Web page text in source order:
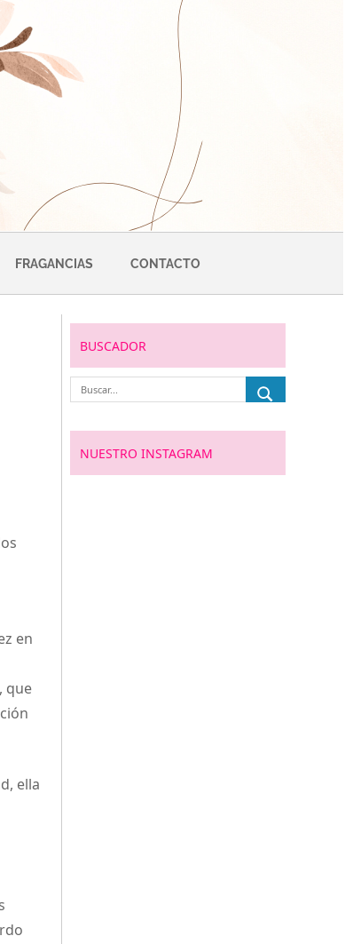
FRAGANCIAS CONTACTO
en
que
ella
BUSCADOR
NUESTRO INSTAGRAM